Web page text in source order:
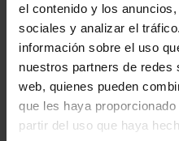
el contenido y los
sociales y analizar el
información sobre el uso
nuestros partners de redes
web, quienes pueden
que les haya
partir del uso que haya
Rincón del accionista​
Más HM Hospitales
Fundación HM​
Centro Universitario CUHMED​
Instituto HM Hospitales​